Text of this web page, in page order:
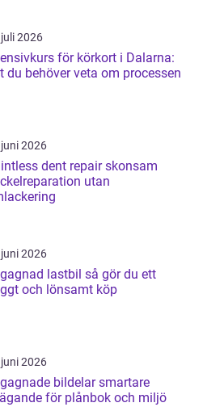
2026
för körkort i Dalarna:
du behöver veta om processen
2026
dent repair skonsam
utan
2026
lastbil så gör du ett
och lönsamt köp
2026
bildelar smartare
för plånbok och miljö